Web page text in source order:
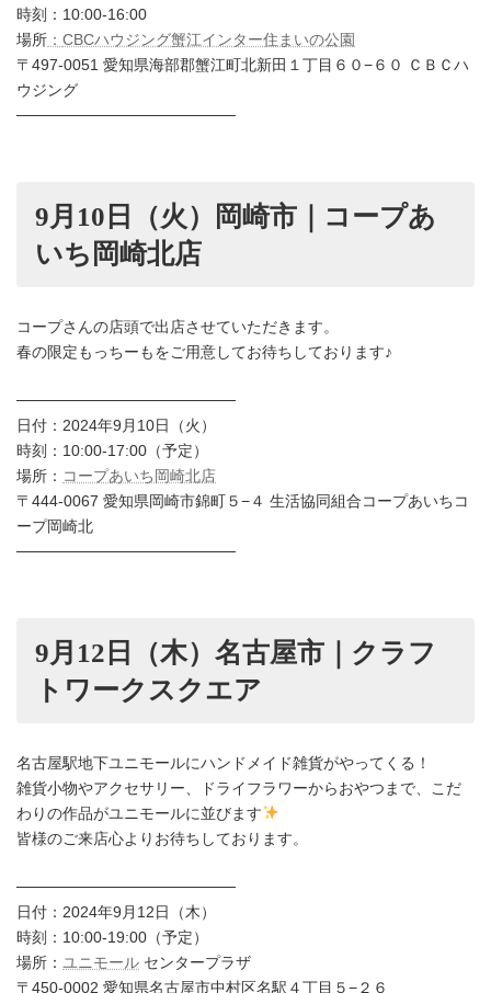
時刻：10:00-16:00
場所 ： CBCハウジング蟹江インター住まいの公園
〒497-0051 愛知県海部郡蟹江町北新田１丁目６０−６０ ＣＢＣハ
ウジング
────────────────────
9月10日（火）岡崎市｜コープあ
いち岡崎北店
コープさんの店頭で出店させていただきます。
春の限定もっちーもをご用意してお待ちしております♪
────────────────────
日付：2024年9月10日（火）
時刻：10:00-17:00（予定）
場所： コープあいち岡崎北店
〒444-0067 愛知県岡崎市錦町５−４ 生活協同組合コープあいちコ
ープ岡崎北
────────────────────
9月12日（木）名古屋市｜クラフ
トワークスクエア
名古屋駅地下ユニモールにハンドメイド雑貨がやってくる！
雑貨小物やアクセサリー、ドライフラワーからおやつまで、こだ
わりの作品がユニモールに並びます
皆様のご来店心よりお待ちしております。
────────────────────
日付：2024年9月12日（木）
時刻：10:00-19:00（予定）
場所： ユニモール センタープラザ
〒450-0002 愛知県名古屋市中村区名駅４丁目５−２６